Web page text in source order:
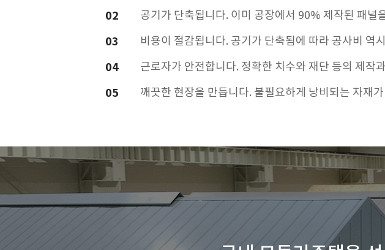
02 공기가 단축됩니다. 이미 공장에서 90% 제작된 패널
03 비용이 절감됩니다. 공기가 단축됨에 따라 공사비 역
04 근로자가 안전합니다. 정확한 치수와 재단 등의 제작
05 깨끗한 현장을 만듭니다. 불필요하게 낭비되는 자재